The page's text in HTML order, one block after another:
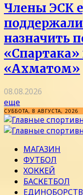
Члены ЭСК
назначить
«Спартака»
«Ахматом»
08.08.2026
еще
СУББОТА, 8 АВГУСТА, 2026
МАГАЗИН
ФУТБОЛ
ХОККЕЙ
БАСКЕТБОЛ